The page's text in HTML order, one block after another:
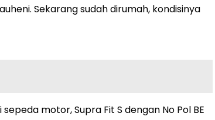
Sekarang sudah dirumah, kondisinya
motor, Supra Fit S dengan No Pol BE